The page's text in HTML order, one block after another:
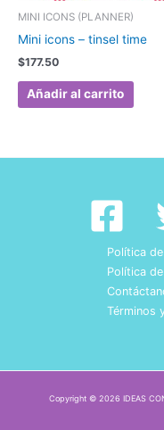
MINI ICONS (PLANNER)
Mini icons – tinsel time
$177.50
Añadir al carrito
Política
Política
Términos
Copyright © 2026 IDEAS